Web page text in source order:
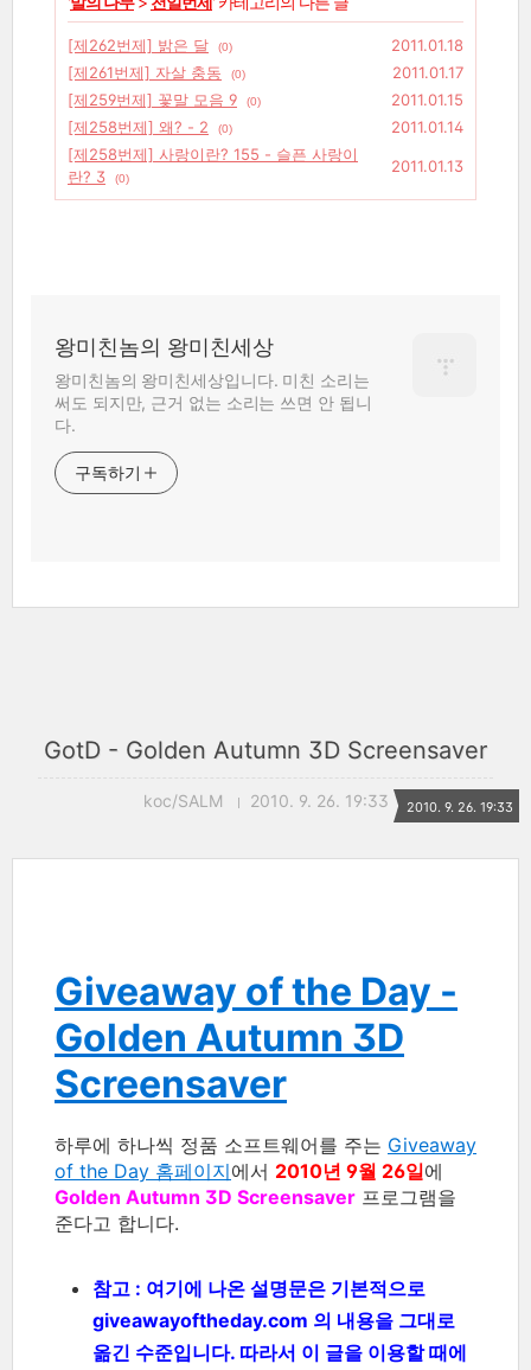
[제262번제] 밝은 달 (0)
2011.01.18
[제261번제] 자살 충동
(0)
2011.01.17
[제259번제] 꽃말 모음 9
(0)
2011.01.15
[제258번제] 왜? - 2
(0)
2011.01.14
[제258번제] 사랑이란? 155 - 슬픈 사랑이
란? 3
(0)
2011.01.13
왕미친놈의 왕미친세상
왕미친놈의 왕미친세상입니다. 미친 소리는
써도 되지만, 근거 없는 소리는 쓰면 안 됩니
다.
구독하기
GotD - Golden Autumn 3D Screensaver
koc/SALM 2010. 9. 26. 19:33 2010. 9. 26. 19:33
Giveaway of the Day -
Golden Autumn 3D
Screensaver
하루에 하나씩 정품 소프트웨어를 주는 Giveaway
of the Day 홈페이지에서 2010년 9월 26일에
Golden Autumn 3D Screensaver 프로그램을
준다고 합니다.
참고 : 여기에 나온 설명문은 기본적으로
giveawayoftheday.com 의 내용을 그대로
옮긴 수준입니다. 따라서 이 글을 이용할 때에